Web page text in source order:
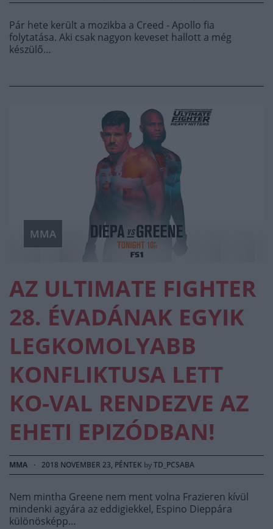
Pár hete került a mozikba a Creed - Apollo fia
folytatása. Aki csak nagyon keveset hallott a még
készülő…
MMA
AZ ULTIMATE FIGHTER
28. ÉVADÁNAK EGYIK
LEGKOMOLYABB
KONFLIKTUSA LETT
KO-VAL RENDEZVE AZ
EHETI EPIZÓDBAN!
MMA · 2018 NOVEMBER 23, PÉNTEK byTD_PCSABA
Nem mintha Greene nem ment volna Frazieren kívül
mindenki agyára az eddigiekkel, Espino Dieppára
különösképp…